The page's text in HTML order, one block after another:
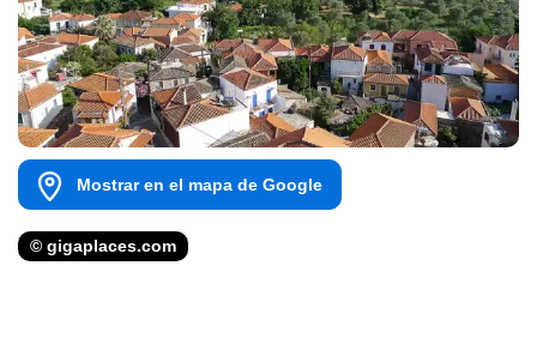
Mostrar en el mapa de Google
© gigaplaces.com